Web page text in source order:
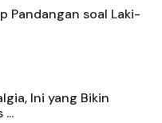
Pandangan soal Laki-
Ini yang Bikin
...